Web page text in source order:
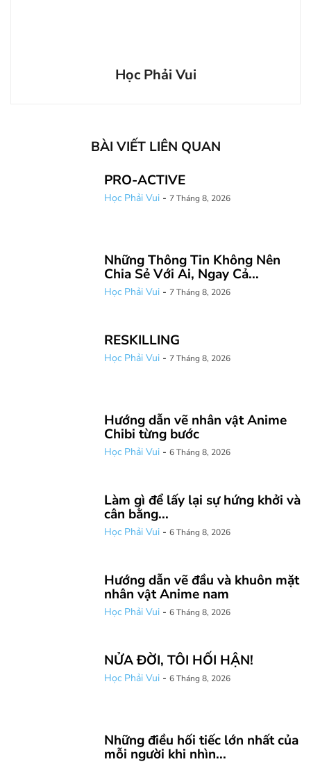
Học Phải Vui
BÀI VIẾT LIÊN QUAN
PRO-ACTIVE
Học Phải Vui - 7 Tháng 8, 2026
Những Thông Tin Không Nên
Chia Sẻ Với Ai, Ngay Cả...
Học Phải Vui - 7 Tháng 8, 2026
RESKILLING
Học Phải Vui - 7 Tháng 8, 2026
Hướng dẫn vẽ nhân vật Anime
Chibi từng bước
Học Phải Vui - 6 Tháng 8, 2026
Làm gì để lấy lại sự hứng khởi và
cân bằng...
Học Phải Vui - 6 Tháng 8, 2026
Hướng dẫn vẽ đầu và khuôn mặt
nhân vật Anime nam
Học Phải Vui - 6 Tháng 8, 2026
NỬA ĐỜI, TÔI HỐI HẬN!
Học Phải Vui - 6 Tháng 8, 2026
Những điều hối tiếc lớn nhất của
mỗi người khi nhìn...